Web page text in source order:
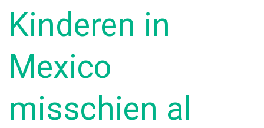
Kinderen in
Mexico
misschien al